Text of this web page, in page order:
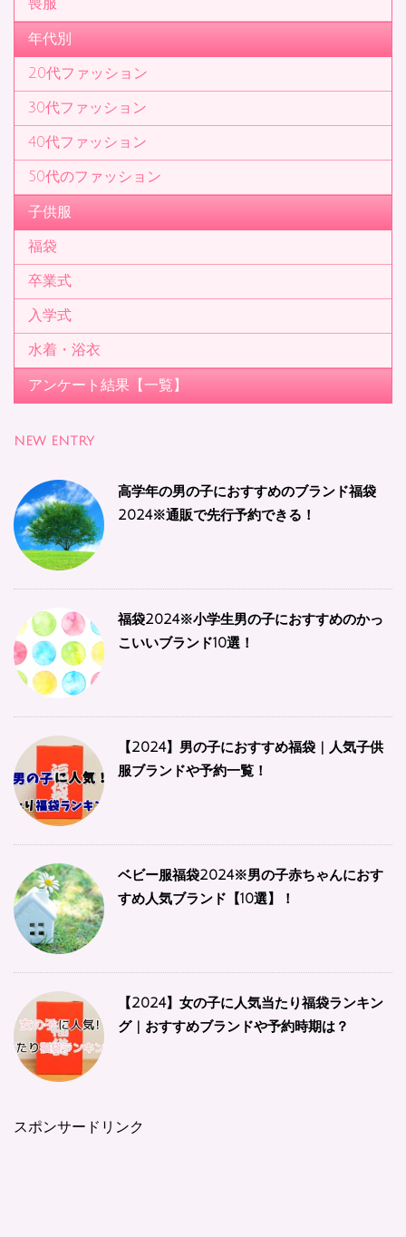
喪服
年代別
20代ファッション
30代ファッション
40代ファッション
50代のファッション
子供服
福袋
卒業式
入学式
水着・浴衣
アンケート結果【一覧】
NEW ENTRY
高学年の男の子におすすめのブランド福袋
2024※通販で先行予約できる！
福袋2024※小学生男の子におすすめのかっ
こいいブランド10選！
【2024】男の子におすすめ福袋 | 人気子供
服ブランドや予約一覧！
ベビー服福袋2024※男の子赤ちゃんにおす
すめ人気ブランド【10選】！
【2024】女の子に人気当たり福袋ランキン
グ | おすすめブランドや予約時期は？
スポンサードリンク